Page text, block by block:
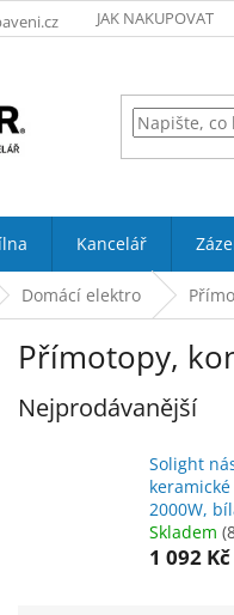
JAK NAKUPOVAT
Kancelář
Domácí elektro
Přímotopy,
Nejprodávanější
Solight
2000W,
Skladem
1 092 Kč